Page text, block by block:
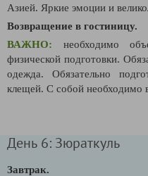
Азией. Яркие эмоции и
Возвращение в гостиницу.
ВАЖНО: необходимо
физической подготовки.
одежда. Обязательно
клещей. С собой необходимо
День 6: Зюраткуль
Завтрак.